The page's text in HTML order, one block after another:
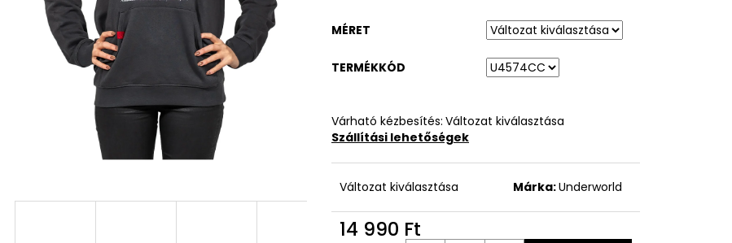
MÉRET
TERMÉKKÓD
Várható kézbesítés: Változat kiválasztása
Szállítási lehetőségek
Változat kiválasztása Márka:Underworld
14 990 Ft